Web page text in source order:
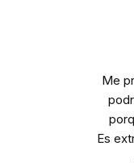
Me
Es